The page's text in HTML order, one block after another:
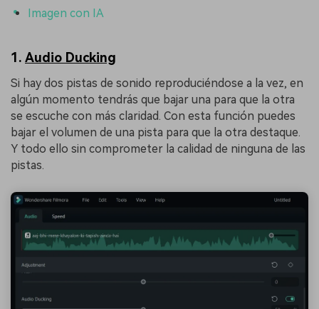
Imagen con IA
1. Audio Ducking
Si hay dos pistas de sonido reproduciéndose a la vez, en
algún momento tendrás que bajar una para que la otra
se escuche con más claridad. Con esta función puedes
bajar el volumen de una pista para que la otra destaque.
Y todo ello sin comprometer la calidad de ninguna de las
pistas.